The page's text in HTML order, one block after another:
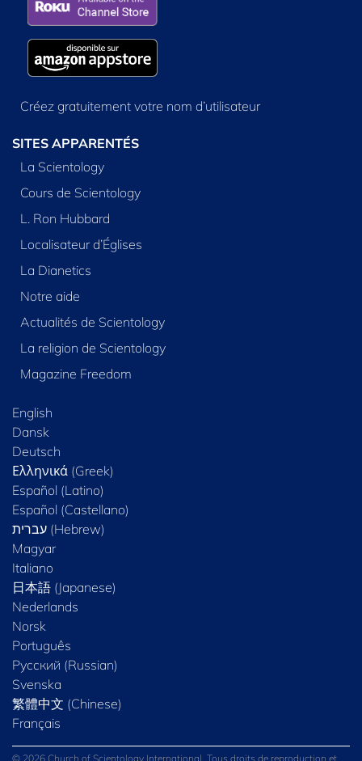
Créez gratuitement votre nom d’utilisateur
SITES APPARENTÉS
La Scientology
Cours de Scientology
L. Ron Hubbard
Localisateur d’Églises
La Dianetics
Notre aide
Actualités de Scientology
La religion de Scientology
Magazine Freedom
English
Dansk
Deutsch
Ελληνικά (Greek)
Español (Latino)
Español (Castellano)
Magyar
Italiano
日本語 (Japanese)
Nederlands
Norsk
Português
Русский (Russian)
Svenska
繁體中文 (Chinese)
Français
© 2026 Church of Scientology International. Tous droits de reproduction et